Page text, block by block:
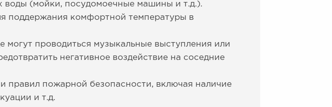
воды (мойки, посудомоечные машины и т.д.).
поддержания комфортной температуры в
могут проводиться музыкальные выступления или
негативное воздействие на соседние
правил пожарной безопасности, включая наличие
и т.д.